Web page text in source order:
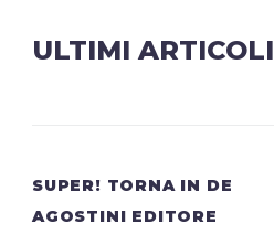
ULTIMI ARTICOLI
SUPER! TORNA IN DE
AGOSTINI EDITORE